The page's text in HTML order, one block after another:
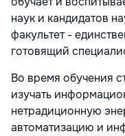
наук и кандидатов
факультет -
готовящий
Во время обучения
изучать
нетрадиционную
автоматизацию и